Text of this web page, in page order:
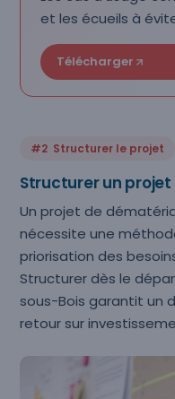
et les écueils à
Télécharger
#2 Structurer le projet
Structurer un projet
Un projet de
nécessite une
priorisation des
Structurer dès le
sous-Bois garantit un
retour sur